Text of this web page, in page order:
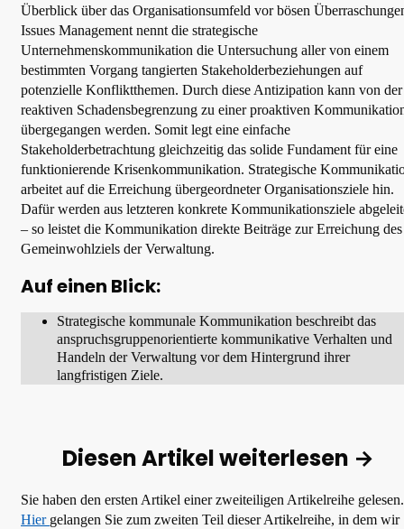
Überblick über das Organisationsumfeld vor bösen
Issues Management nennt die strategische
Unternehmenskommunikation die Untersuchung aller von einem
bestimmten Vorgang tangierten Stakeholderbeziehungen auf
potenzielle Konfliktthemen. Durch diese Antizipation kann von der
reaktiven Schadensbegrenzung zu einer proaktiven
übergegangen werden. Somit legt eine einfache
Stakeholderbetrachtung gleichzeitig das solide Fundament für eine
funktionierende Krisenkommunikation. Strategische
arbeitet auf die Erreichung übergeordneter Organisationsziele hin.
Dafür werden aus letzteren konkrete Kommunikationsziele
– so leistet die Kommunikation direkte Beiträge zur Erreichung des
Gemeinwohlziels der Verwaltung.
Auf einen Blick:
Strategische kommunale Kommunikation beschreibt das
anspruchsgruppenorientierte kommunikative Verhalten und
Handeln der Verwaltung vor dem Hintergrund ihrer
langfristigen Ziele.
Diesen Artikel weiterlesen →
Sie haben den ersten Artikel einer zweiteiligen Artikelreihe gelesen.
Hier gelangen Sie zum zweiten Teil dieser Artikelreihe, in dem wir